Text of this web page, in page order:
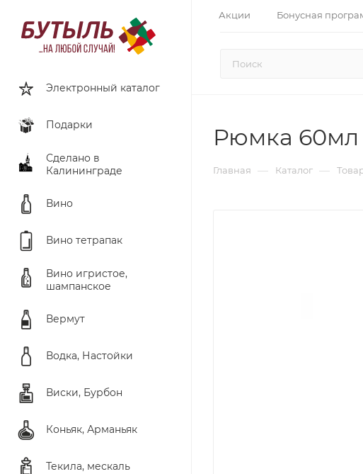
Акции Бонусная
Электронный каталог
Подарки
Сделано в
Калининграде
Вино
Вино тетрапак
Вино игристое,
шампанское
Вермут
Водка, Настойки
Виски, Бурбон
Коньяк, Арманьяк
Текила, мескаль
Рюмка
Главная — Каталог —